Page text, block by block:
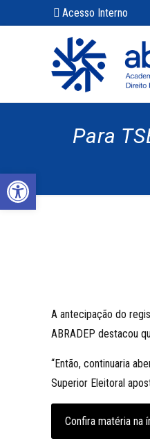
Acesso Interno
Para
A antecipação do
ABRADEP destacou
“Então, continuaria
Superior Eleitoral
Confira matéria na
Abrir a barra de ferramentas